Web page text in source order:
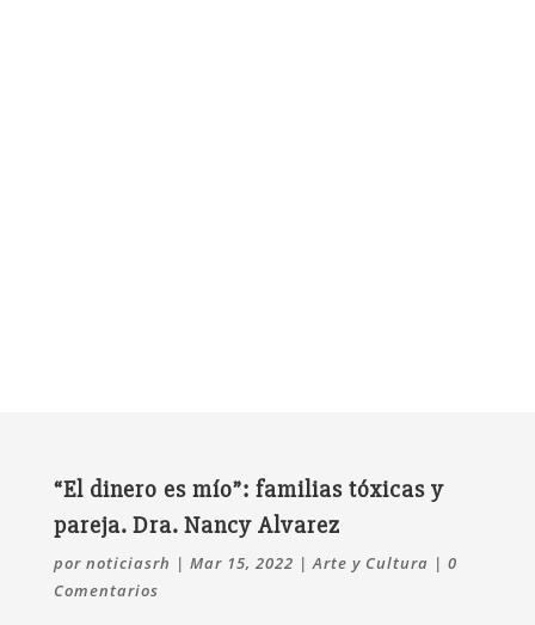
“El dinero es mío”: familias tóxicas y
pareja. Dra. Nancy Alvarez
por noticiasrh | Mar 15, 2022 |Arte y Cultura | 0
Comentarios